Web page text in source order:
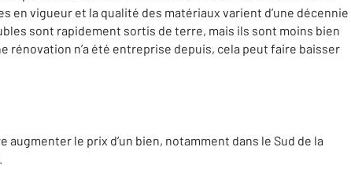
en vigueur et la qualité des matériaux varient d’une décennie
sont rapidement sortis de terre, mais ils sont moins bien
rénovation n’a été entreprise depuis, cela peut faire baisser
le prix d’un bien, notamment dans le Sud de la